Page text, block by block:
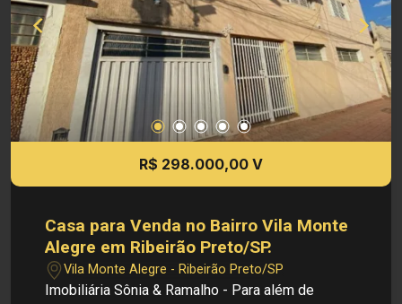
R$ 298.000,00 V
Casa para Venda no Bairro Vila Monte
Alegre em Ribeirão Preto/SP.
Vila Monte Alegre - Ribeirão Preto/SP
Imobiliária Sônia & Ramalho - Para além de